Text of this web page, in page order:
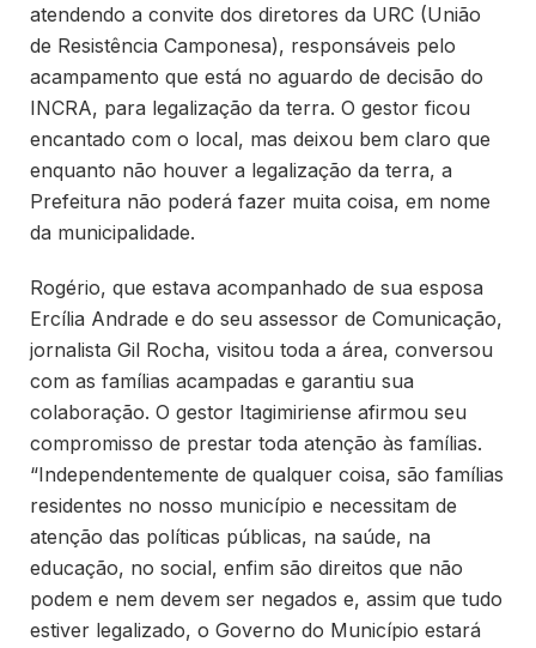
atendendo a convite dos diretores da URC (União
de Resistência Camponesa), responsáveis pelo
acampamento que está no aguardo de decisão do
INCRA, para legalização da terra. O gestor ficou
encantado com o local, mas deixou bem claro que
enquanto não houver a legalização da terra, a
Prefeitura não poderá fazer muita coisa, em nome
da municipalidade.
Rogério, que estava acompanhado de sua esposa
Ercília Andrade e do seu assessor de Comunicação,
jornalista Gil Rocha, visitou toda a área, conversou
com as famílias acampadas e garantiu sua
colaboração. O gestor Itagimiriense afirmou seu
compromisso de prestar toda atenção às famílias.
“Independentemente de qualquer coisa, são famílias
residentes no nosso município e necessitam de
atenção das políticas públicas, na saúde, na
educação, no social, enfim são direitos que não
podem e nem devem ser negados e, assim que tudo
estiver legalizado, o Governo do Município estará